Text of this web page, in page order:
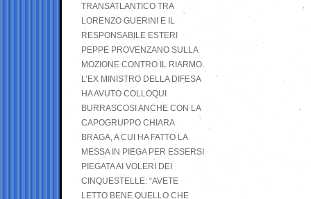
TRANSATLANTICO TRA
LORENZO GUERINI E IL
RESPONSABILE ESTERI
PEPPE PROVENZANO SULLA
MOZIONE CONTRO IL RIARMO.
L’EX MINISTRO DELLA DIFESA
HA AVUTO COLLOQUI
BURRASCOSI ANCHE CON LA
CAPOGRUPPO CHIARA
BRAGA, A CUI HA FATTO LA
MESSA IN PIEGA PER ESSERSI
PIEGATA AI VOLERI DEI
CINQUESTELLE: “AVETE
LETTO BENE QUELLO CHE